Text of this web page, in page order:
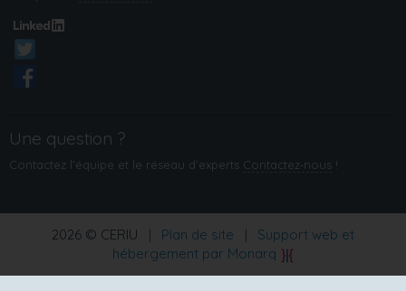
Une question ?
Contactez l'équipe et le réseau d’experts Contactez‑nous !
2026 © CERIU Plan de site
Support web et
hébergement par Monarq